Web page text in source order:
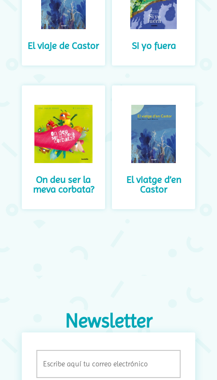
El viaje de Castor Si yo fuera
On deu ser la
meva corbata?
El viatge d’en
Castor
Newsletter